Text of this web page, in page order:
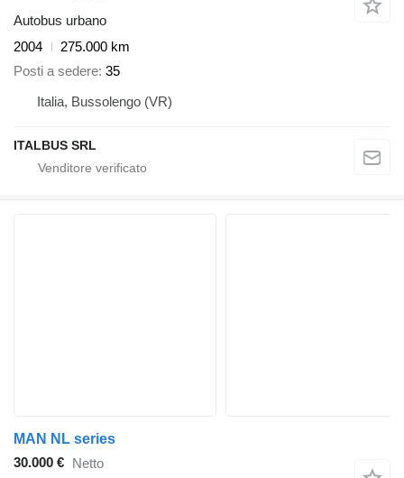
Autobus urbano
2004
275.000 km
Posti a sedere 35
Italia, Bussolengo (VR)
ITALBUS SRL
MAN NL series
30.000 € Netto